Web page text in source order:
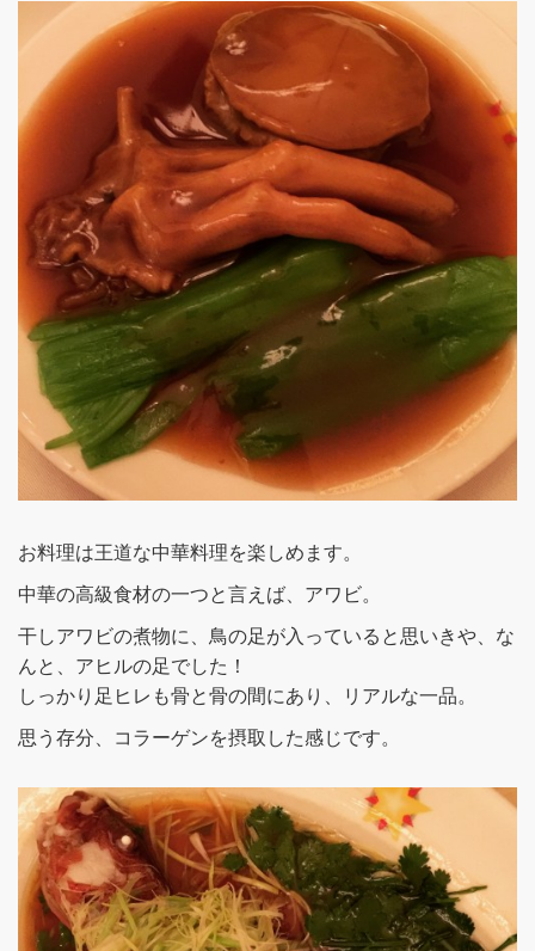
お料理は王道な中華料理を楽しめます。
中華の高級食材の一つと言えば、アワビ。
干しアワビの煮物に、鳥の足が入っていると思いきや、な
んと、アヒルの足でした！
しっかり足ヒレも骨と骨の間にあり、リアルな一品。
思う存分、コラーゲンを摂取した感じです。